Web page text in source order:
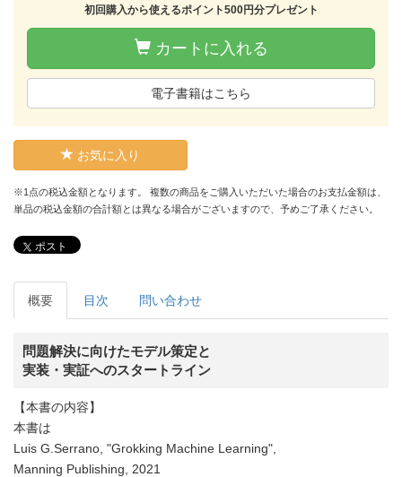
初回購入から使えるポイント500円分プレゼント
カートに入れる
電子書籍はこちら
お気に入り
※1点の税込金額となります。 複数の商品をご購入いただいた場合のお支払金額は、
単品の税込金額の合計額とは異なる場合がございますので、予めご了承ください。
ポスト
概要 目次 問い合わせ
問題解決に向けたモデル策定と
実装・実証へのスタートライン
【本書の内容】
本書は
Luis G.Serrano, "Grokking Machine Learning",
Manning Publishing, 2021